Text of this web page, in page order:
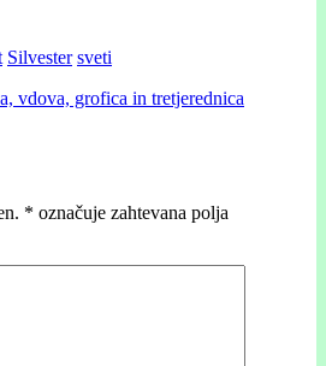
Silvester sveti
vdova, grofica in tretjerednica
* označuje zahtevana polja